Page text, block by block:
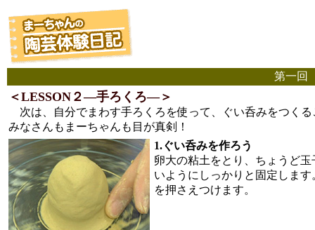
第一回
＜LESSON２―手ろくろ―＞
次は、自分でまわす手ろくろを使って、ぐい呑みをつく
みなさんもまーちゃんも目が真剣！
1.ぐい呑みを作ろう
卵大の粘土をとり、ちょうど
いようにしっかりと固定しま
を押さえつけます。